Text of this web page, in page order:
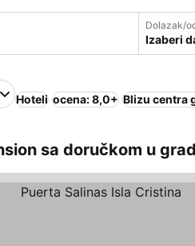
Dolazak/
Izaberi
Hoteli ocena: 8,0+ Blizu centra
sa doručkom u